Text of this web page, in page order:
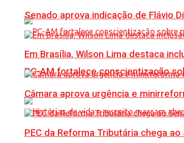
PC-AM fortalece conscientização
Senado aprova indicação de Flávio
Em Brasília, Wilson Lima destaca
Câmara aprova urgência e
PEC da Reforma Tributária chega ao